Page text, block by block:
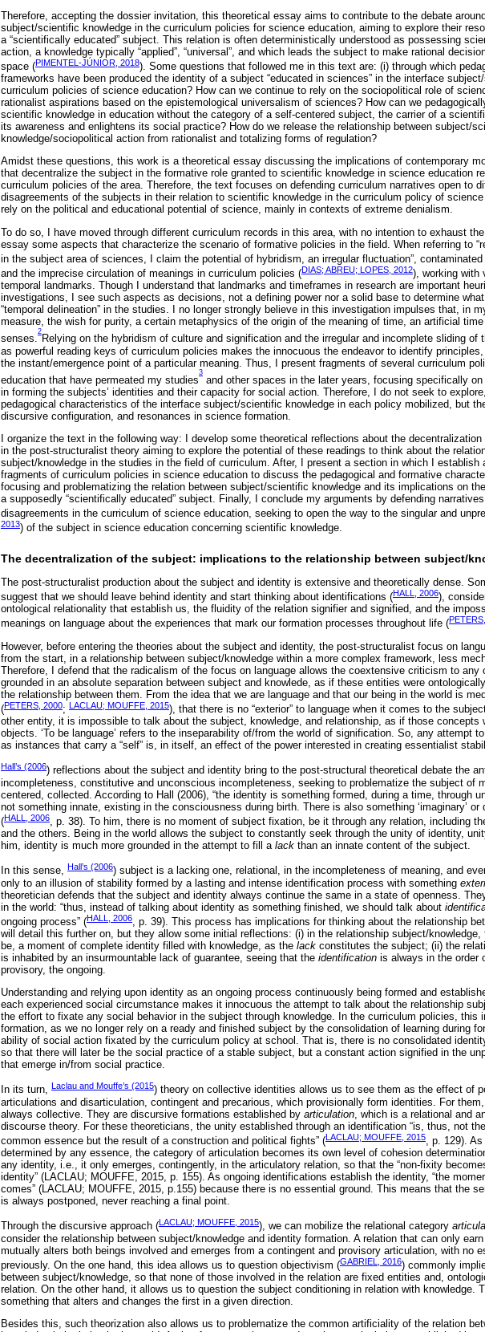
Therefore, accepting the dossier invitation, this theoretical essay aims to contribute to the debate
subject/scientific knowledge in the curriculum policies for science education, aiming to explore their
a “scientifically educated” subject. This relation is often deterministically understood as possessing
action, a knowledge typically “applied”, “universal”, and which leads the subject to make rational
space (PIMENTEL-JÚNIOR, 2018). Some questions that followed me in this text are: (i) through which
frameworks have been produced the identity of a subject “educated in sciences” in the interface
curriculum policies of science education? How can we continue to rely on the sociopolitical role of
rationalist aspirations based on the epistemological universalism of sciences? How can we
scientific knowledge in education without the category of a self-centered subject, the carrier of a
its awareness and enlightens its social practice? How do we release the relationship between subject/
knowledge/sociopolitical action from rationalist and totalizing forms of regulation?
Amidst these questions, this work is a theoretical essay discussing the implications of contemporary
that decentralize the subject in the formative role granted to scientific knowledge in science education
curriculum policies of the area. Therefore, the text focuses on defending curriculum narratives open to
disagreements of the subjects in their relation to scientific knowledge in the curriculum policy of
rely on the political and educational potential of science, mainly in contexts of extreme denialism.
To do so, I have moved through different curriculum records in this area, with no intention to exhaust
essay some aspects that characterize the scenario of formative policies in the field. When referring to
in the subject area of sciences, I claim the potential of hybridism, an irregular fluctuation”,
and the imprecise circulation of meanings in curriculum policies (DIAS; ABREU; LOPES, 2012), working with
temporal landmarks. Though I understand that landmarks and timeframes in research are important
investigations, I see such aspects as decisions, not a defining power nor a solid base to determine
“temporal delineation” in the studies. I no longer strongly believe in this investigation impulses that, in
measure, the wish for purity, a certain metaphysics of the origin of the meaning of time, an artificial
senses.
2
Relying on the hybridism of culture and signification and the irregular and incomplete sliding of
as powerful reading keys of curriculum policies makes the innocuous the endeavor to identify
the instant/emergence point of a particular meaning. Thus, I present fragments of several curriculum
education that have permeated my studies
3
and other spaces in the later years, focusing specifically on
in forming the subjects’ identities and their capacity for social action. Therefore, I do not seek to
pedagogical characteristics of the interface subject/scientific knowledge in each policy mobilized, but
discursive configuration, and resonances in science formation.
I organize the text in the following way: I develop some theoretical reflections about the
in the post-structuralist theory aiming to explore the potential of these readings to think about the
subject/knowledge in the studies in the field of curriculum. After, I present a section in which I establish
fragments of curriculum policies in science education to discuss the pedagogical and formative
focusing and problematizing the relation between subject/scientific knowledge and its implications on
a supposedly “scientifically educated” subject. Finally, I conclude my arguments by defending
disagreements in the curriculum of science education, seeking to open the way to the singular and
2013) of the subject in science education concerning scientific knowledge.
The decentralization of the subject: implications to the relationship between subject/
The post-structuralist production about the subject and identity is extensive and theoretically dense.
suggest that we should leave behind identity and start thinking about identifications (HALL, 2006),
ontological relationality that establish us, the fluidity of the relation signifier and signified, and the
meanings on language about the experiences that mark our formation processes throughout life (
However, before entering the theories about the subject and identity, the post-structuralist focus on
from the start, in a relationship between subject/knowledge within a more complex framework, less
Therefore, I defend that the radicalism of the focus on language allows the coextensive criticism to any
grounded in an absolute separation between subject and knowlede, as if these entities were
the relationship between them. From the idea that we are language and that our being in the world is
(PETERS, 2000; LACLAU; MOUFFE, 2015), that there is no “exterior” to language when it comes to the
other entity, it is impossible to talk about the subject, knowledge, and relationship, as if those concepts
objects. ‘To be language’ refers to the inseparability of/from the world of signification. So, any attempt
as instances that carry a “self” is, in itself, an effect of the power interested in creating essentialist
Hall’s (2006) reflections about the subject and identity bring to the post-structural theoretical debate the
incompleteness, constitutive and unconscious incompleteness, seeking to problematize the subject of
centered, collected. According to Hall (2006), “the identity is something formed, during a time, through
not something innate, existing in the consciousness during birth. There is also something ‘imaginary’ or
(HALL, 2006, p. 38). To him, there is no moment of subject fixation, be it through any relation, including
and the others. Being in the world allows the subject to constantly seek through the unity of identity,
him, identity is much more grounded in the attempt to fill a lack than an innate content of the subject.
In this sense, Hall’s (2006) subject is a lacking one, relational, in the incompleteness of meaning, and
only to an illusion of stability formed by a lasting and intense identification process with something
theoretician defends that the subject and identity always continue the same in a state of openness.
in the world: “thus, instead of talking about identity as something finished, we should talk about
ongoing process” (HALL, 2006, p. 39). This process has implications for thinking about the relationship
will detail this further on, but they allow some initial reflections: (i) in the relationship subject/knowledge,
be, a moment of complete identity filled with knowledge, as the lack constitutes the subject; (ii) the
is inhabited by an insurmountable lack of guarantee, seeing that the identification is always in the order
provisory, the ongoing.
Understanding and relying upon identity as an ongoing process continuously being formed and
each experienced social circumstance makes it innocuous the attempt to talk about the relationship
the effort to fixate any social behavior in the subject through knowledge. In the curriculum policies, this
formation, as we no longer rely on a ready and finished subject by the consolidation of learning during
ability of social action fixated by the curriculum policy at school. That is, there is no consolidated
so that there will later be the social practice of a stable subject, but a constant action signified in the
that emerge in/from social practice.
In its turn, Laclau and Mouffe’s (2015) theory on collective identities allows us to see them as the effect of
articulations and disarticulation, contingent and precarious, which provisionally form identities. For
always collective. They are discursive formations established by articulation , which is a relational and
discourse theory. For these theoreticians, the unity established through an identification “is, thus, not
common essence but the result of a construction and political fights” (LACLAU; MOUFFE, 2015, p. 129).
determined by any essence, the category of articulation becomes its own level of cohesion
any identity, i.e., it only emerges, contingently, in the articulatory relation, so that the “non-fixity
identity” (LACLAU; MOUFFE, 2015, p. 155). As ongoing identifications establish the identity, “the
comes” (LACLAU; MOUFFE, 2015, p.155) because there is no essential ground. This means that the
is always postponed, never reaching a final point.
Through the discursive approach ( LACLAU; MOUFFE, 2015), we can mobilize the relational category
consider the relationship between subject/knowledge and identity formation. A relation that can only
mutually alters both beings involved and emerges from a contingent and provisory articulation, with no
previously. On the one hand, this idea allows us to question objectivism (GABRIEL, 2016) commonly
between subject/knowledge, so that none of those involved in the relation are fixed entities and,
relation. On the other hand, it allows us to question the subject conditioning in relation with knowledge.
something that alters and changes the first in a given direction.
Besides this, such theorization also allows us to problematize the common artificiality of the relation